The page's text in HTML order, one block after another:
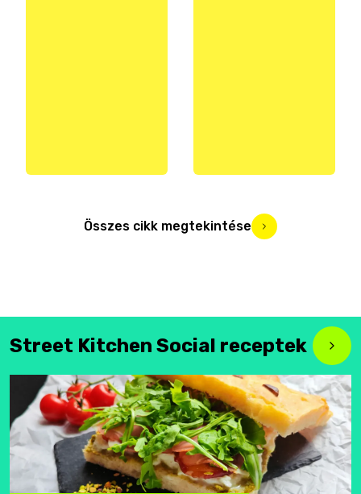
Összes cikk megtekintése
Street Kitchen Social receptek